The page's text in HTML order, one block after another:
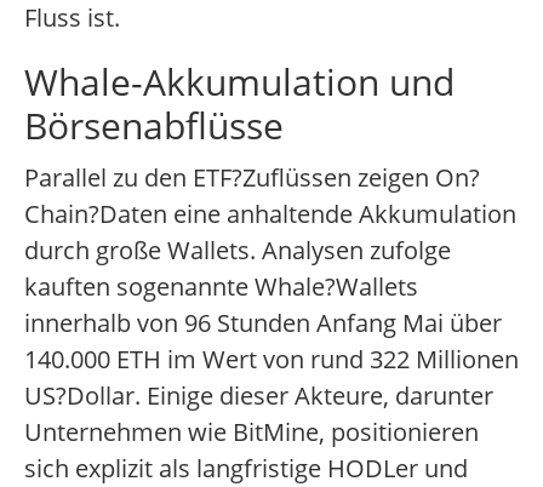
Fluss ist.
Whale-Akkumulation und
Börsenabflüsse
Parallel zu den ETF?Zuflüssen zeigen On?
Chain?Daten eine anhaltende Akkumulation
durch große Wallets. Analysen zufolge
kauften sogenannte Whale?Wallets
innerhalb von 96 Stunden Anfang Mai über
140.000 ETH im Wert von rund 322 Millionen
US?Dollar. Einige dieser Akteure, darunter
Unternehmen wie BitMine, positionieren
sich explizit als langfristige HODLer und